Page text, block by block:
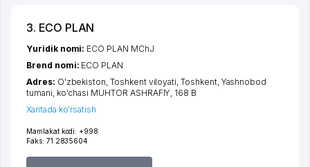
3. ECO PLAN
Mamlakat kodi: +998
Faks: 71 2835604
Yuridik nomi: ECO PLAN MChJ
Brend nomi: ECO PLAN
Adres: O'zbekiston,Toshkent viloyati,Toshkent, Yashnobod
tumani, ko'chasi MUHTOR ASHRAFIY, 168 B
Xaritada ko'rsatish